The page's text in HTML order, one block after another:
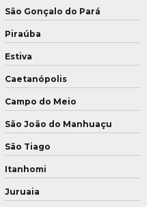
São Gonçalo do Pará
Piraúba
Estiva
Caetanópolis
Campo do Meio
São João do Manhuaçu
São Tiago
Itanhomi
Juruaia